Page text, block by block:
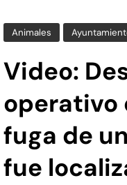
Animales
Video:
operativo
fuga de
fue